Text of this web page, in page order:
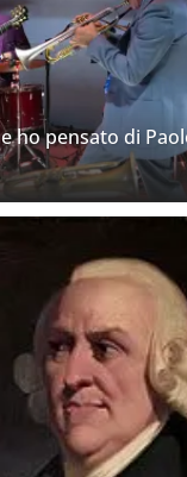
ho pensato di